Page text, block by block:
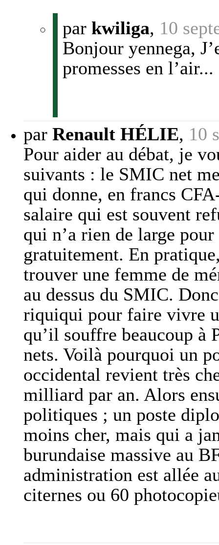
par kwiliga, 10
Bonjour yennega,
promesses en
par Renault HÉLIE, 10
Pour aider au débat, je
suivants : le SMIC net
qui donne, en francs
salaire qui est souvent
qui n’a rien de large
gratuitement. En
trouver une femme de
au dessus du SMIC.
riquiqui pour faire vivre
qu’il souffre beaucoup à
nets. Voilà pourquoi un
occidental revient très
milliard par an. Alors
politiques ; un poste
moins cher, mais qui a
burundaise massive au
administration est allée
citernes ou 60